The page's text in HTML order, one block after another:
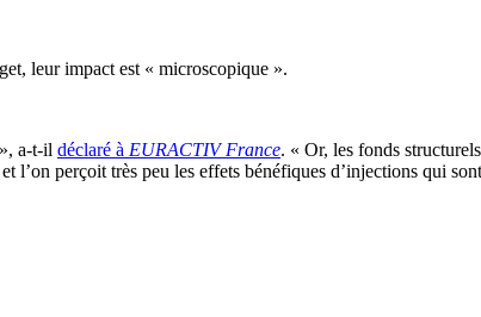
leur impact est « microscopique ».
a-t-il déclaré à EURACTIV France. « Or, les fonds
l’on perçoit très peu les effets bénéfiques d’injections qui